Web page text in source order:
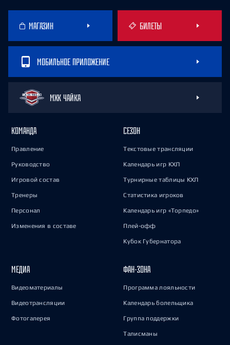
МАГАЗИН БИЛЕТЫ
МОБИЛЬНОЕ ПРИЛОЖЕНИЕ
МХК ЧАЙКА
КОМАНДА
Правление
Руководство
Игровой состав
Тренеры
Персонал
Изменения в составе
СЕЗОН
Текстовые трансляции
Календарь игр КХЛ
Турнирные таблицы КХЛ
Статистика игроков
Календарь игр «Торпедо»
Плей-офф
Кубок Губернатора
МЕДИА
Видеоматериалы
Видеотрансляции
Фотогалерея
ФАН-ЗОНА
Программа лояльности
Календарь болельщика
Группа поддержки
Талисманы